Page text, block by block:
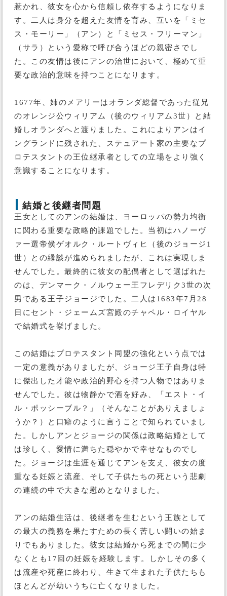
惹かれ、彼女を心から信頼し依存するようになりま
す。二人は身分を超えた友情を育み、互いを「ミセ
ス・モーリー」（アン）と「ミセス・フリーマン」
（サラ）という愛称で呼び合うほどの親密さでし
た。この友情は後にアンの治世において、極めて重
要な政治的意味を持つことになります。
1677年、姉のメアリーはオランダ総督であった従兄
のオレンジ公ウィリアム（後のウィリアム3世）と結
婚しオランダへと渡りました。これによりアンはイ
ングランドに残された、ステュアート家の主要なプ
ロテスタントの王位継承者としての立場をより強く
意識することになります。
結婚と後継者問題
王女としてのアンの結婚は、ヨーロッパの勢力均衡
に関わる重要な政略的課題でした。当初はハノーヴ
ァー選帝侯ゲオルク・ルートヴィヒ（後のジョージ1
世）との縁談が進められましたが、これは実現しま
せんでした。最終的に彼女の配偶者として選ばれた
のは、デンマーク・ノルウェー王フレデリク3世の次
男である王子ジョージでした。二人は1683年7月28
日にセント・ジェームズ宮殿のチャペル・ロイヤル
で結婚式を挙げました。
この結婚はプロテスタント同盟の強化という点では
一定の意義がありましたが、ジョージ王子自身は特
に傑出した才能や政治的野心を持つ人物ではありま
せんでした。彼は物静かで酒を好み、「エスト・イ
ル・ポッシーブル？」（そんなことがありえましょ
うか？）と口癖のように言うことで知られていまし
た。しかしアンとジョージの関係は政略結婚として
は珍しく、愛情に満ちた穏やかで幸せなものでし
た。ジョージは生涯を通じてアンを支え、彼女の度
重なる妊娠と流産、そして子供たちの死という悲劇
の連続の中で大きな慰めとなりました。
アンの結婚生活は、後継者を生むという王族として
の最大の義務を果たすための長く苦しい闘いの始ま
りでもありました。彼女は結婚から死までの間に少
なくとも17回の妊娠を経験します。しかしその多く
は流産や死産に終わり、生きて生まれた子供たちも
ほとんどが幼いうちに亡くなりました。